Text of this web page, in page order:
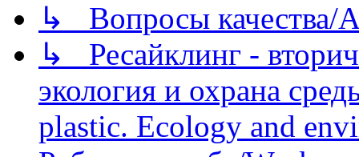
↳ Вопросы качества/
↳ Ресайклинг -
экология и охрана
plastic. Ecology and